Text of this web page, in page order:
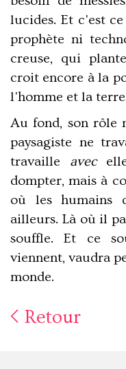
lucides. Et c'est
prophète ni
creuse, qui
croit encore à la
l'homme et la
Au fond, son rôle
paysagiste ne
travaille avec
dompter, mais à
où les humains
ailleurs. Là où il
souffle. Et ce
viennent, vaudra
monde.
Retour